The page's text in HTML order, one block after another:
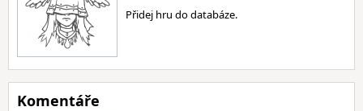
Přidej hru do databáze.
Komentáře